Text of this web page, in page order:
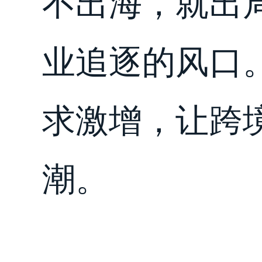
业追逐的风口
求激增，让跨
潮。